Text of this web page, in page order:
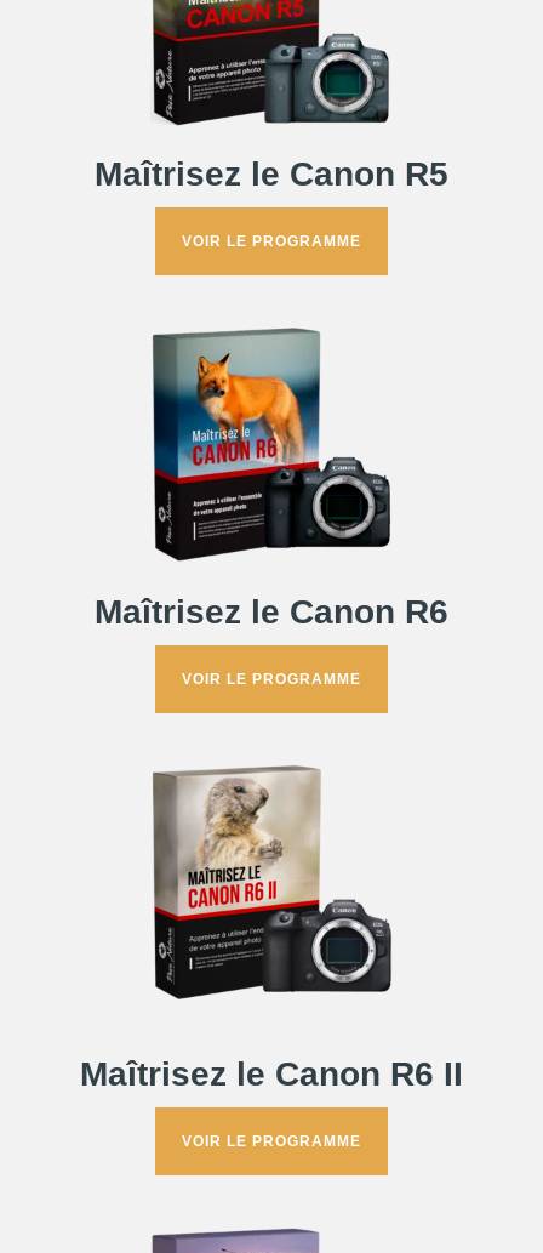
Maîtrisez le Canon R5
VOIR LE PROGRAMME
Maîtrisez le Canon R6
VOIR LE PROGRAMME
Maîtrisez le Canon R6 II
VOIR LE PROGRAMME